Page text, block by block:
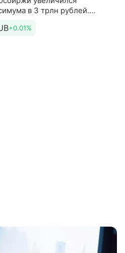
в 3 трлн рублей.
открытая
+0.01%